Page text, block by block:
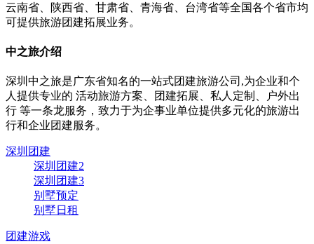
云南省、陕西省、甘肃省、青海省、台湾省等全国各个省市均
可提供旅游团建拓展业务。
中之旅介绍
深圳中之旅是广东省知名的一站式团建旅游公司,为企业和个
人提供专业的 活动旅游方案、团建拓展、私人定制、户外出
行 等一条龙服务，致力于为企事业单位提供多元化的旅游出
行和企业团建服务。
深圳团建
深圳团建2
深圳团建3
别墅预定
别墅日租
团建游戏